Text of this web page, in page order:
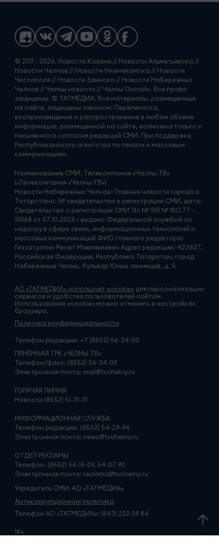
© 2011 - 2026. Новости Казани // Новости Альметьевска //
Новости Челнов // Новости Нижнекамска // Новости
Чистополя // Новости Заинска // Новости Набережных
Челнов // Челны новости // Челны Онлайн. Все права
защищены. © ТАТМЕДИА. Все материалы, размещенные
на сайте, защищены законом. Перепечатка,
воспроизведение и распространение в любом объеме
информации, размещенной на сайте, возможна только с
письменного согласия редакций СМИ. При поддержке
Республиканского агентства по печати и массовым
коммуникациям.
Наименование СМИ: Телекомпания «Чаллы-ТВ»
(«Телекомпания «Челны-ТВ»)
Новости Набережных Челнов: Главные новости города и
Татарстана. № свидетельства о регистрации СМИ, дата:
Свидетельство о регистрации СМИ Эл № ЭЛ № ФС 77 -
90168 от 07.10.2025 г выдано Федеральной службой по
надзору в сфере связи, информационных технологий и
массовых коммуникаций ФИО главного редактора:
Гиззатуллин Ренат Мавлявиевич Адрес редакции: 423827,
Российская Федерация, Республика Татарстан, город
Набережные Челны, бульвар Юных ленинцев, д. 9.
АО «ТАТМЕДИА» использует «cookie» для персонализации
сервисов и удобства пользователей сайтом.
Использование «cookie» можно отменить в настройках
браузера.
Политика конфиденциальности
Телефон редакции: +7 (8552) 56-34-00
ПРИЁМНАЯ ТРК «ЧЕЛНЫ-ТВ»
Телефон/факс: (8552) 56-34-00
Электронная почта: mail@tvchelny.ru
ГОРЯЧАЯ ЛИНИЯ
Новости (8552) 51-31-31
ИНФОРМАЦИОННАЯ СЛУЖБА
Телефон редакции: (8552) 54-29-94
Электронная почта: news@tvchelny.ru
ОТДЕЛ РЕКЛАМЫ
Телефон: (8552) 56-15-09, 54-07-90
Электронная почта: reclama@tvchelny.ru
Учредитель СМИ: АО «ТАТМЕДИА»
Антикоррупционная политика
Телефон АО «ТАТМЕДИА»: (843) 222 09 84
16+